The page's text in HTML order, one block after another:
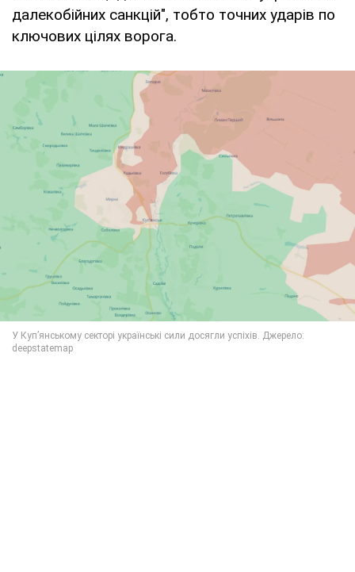
далекобійних санкцій", тобто точних ударів по
ключових цілях ворога.